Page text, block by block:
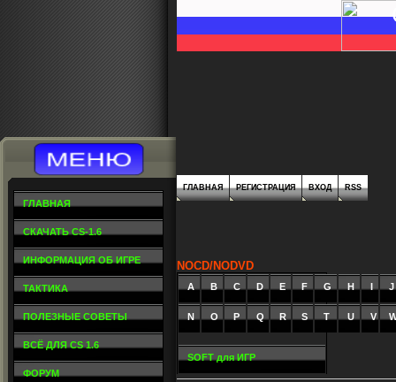
ГЛАВНАЯ
СКАЧАТЬ CS-1.6
ИНФОРМАЦИЯ ОБ ИГРЕ
ТАКТИКА
ПОЛЕЗНЫЕ СОВЕТЫ
ВСЁ ДЛЯ CS 1.6
ФОРУМ
ГЛАВНАЯ РЕГИСТРАЦИЯ ВХОД RSS
NOCD/NODVD
A B C D E F G H I J
N O P Q R S T U V
SOFT для ИГР